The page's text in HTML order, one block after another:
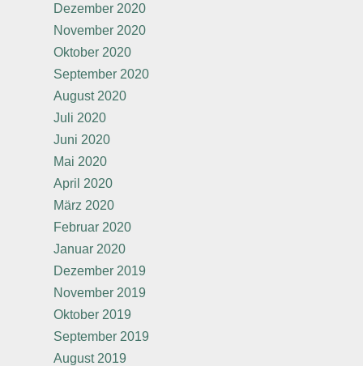
Dezember 2020
November 2020
Oktober 2020
September 2020
August 2020
Juli 2020
Juni 2020
Mai 2020
April 2020
März 2020
Februar 2020
Januar 2020
Dezember 2019
November 2019
Oktober 2019
September 2019
August 2019